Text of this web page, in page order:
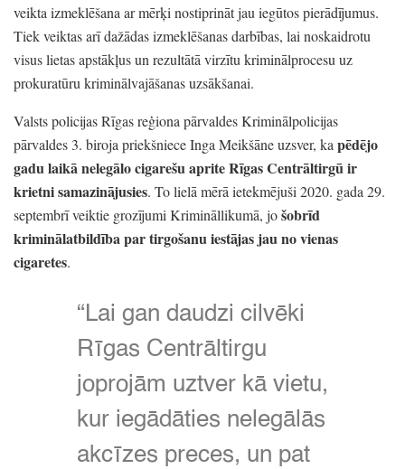
veikta izmeklēšana ar mērķi nostiprināt jau iegūtos pierādījumus.
Tiek veiktas arī dažādas izmeklēšanas darbības, lai noskaidrotu
visus lietas apstākļus un rezultātā virzītu kriminālprocesu uz
prokuratūru kriminālvajāšanas uzsākšanai.
Valsts policijas Rīgas reģiona pārvaldes Kriminālpolicijas
pārvaldes 3. biroja priekšniece Inga Meikšāne uzsver, kapēdējo
gadu laikā nelegālo cigarešu aprite Rīgas Centrāltirgū ir
krietni samazinājusies. To lielā mērā ietekmējuši 2020. gada 29.
septembrī veiktie grozījumi Krimināllikumā, jošobrīd
kriminālatbildība par tirgošanu iestājas jau no vienas
cigaretes.
“Lai gan daudzi cilvēki
Rīgas Centrāltirgu
joprojām uztver kā vietu,
kur iegādāties nelegālās
akcīzes preces, un pat